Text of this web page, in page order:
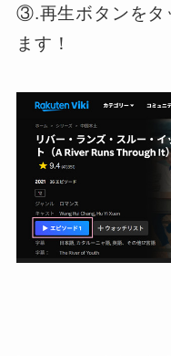
③.再生ボタンをタ
ます！